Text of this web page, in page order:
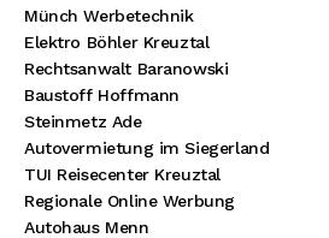
Münch Werbetechnik
Elektro Böhler Kreuztal
Rechtsanwalt Baranowski
Baustoff Hoffmann
Steinmetz Ade
Autovermietung im Siegerland
TUI Reisecenter Kreuztal
Regionale Online Werbung
Autohaus Menn